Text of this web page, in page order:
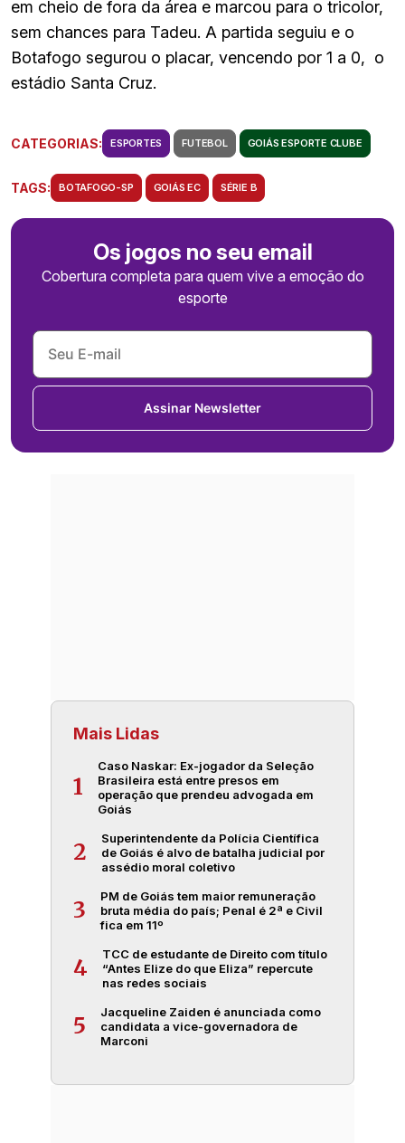
em cheio de fora da área e marcou para o tricolor,
sem chances para Tadeu. A partida seguiu e o
Botafogo segurou o placar, vencendo por 1 a 0, o
estádio Santa Cruz.
CATEGORIAS: ESPORTES FUTEBOL GOIÁS ESPORTE CLUBE
TAGS: BOTAFOGO-SP GOIÁS EC SÉRIE B
Os jogos no seu email
Cobertura completa para quem vive a emoção do
esporte
Assinar Newsletter
Mais Lidas
1
Caso Naskar: Ex-jogador da Seleção
Brasileira está entre presos em
operação que prendeu advogada em
Goiás
2
Superintendente da Polícia Científica
de Goiás é alvo de batalha judicial por
assédio moral coletivo
3
PM de Goiás tem maior remuneração
bruta média do país; Penal é 2ª e Civil
fica em 11º
4
TCC de estudante de Direito com título
“Antes Elize do que Eliza” repercute
nas redes sociais
5
Jacqueline Zaiden é anunciada como
candidata a vice-governadora de
Marconi